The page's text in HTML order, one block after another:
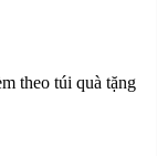
theo túi quà tặng